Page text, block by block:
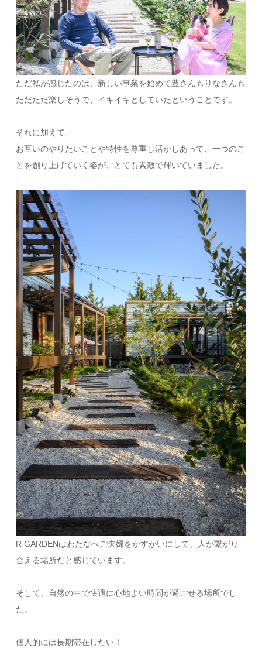
ただ私が感じたのは、新しい事業を始めて豊さんもりなさんも
ただただ楽しそうで、イキイキとしていたということです。
それに加えて、
お互いのやりたいことや特性を尊重し活かしあって、一つのこ
とを創り上げていく姿が、とても素敵で輝いていました。
R GARDENはわたなべご夫婦をかすがいにして、人が繋がり
合える場所だと感じています。
そして、自然の中で快適に心地よい時間が過ごせる場所でし
た。
個人的には長期滞在したい！